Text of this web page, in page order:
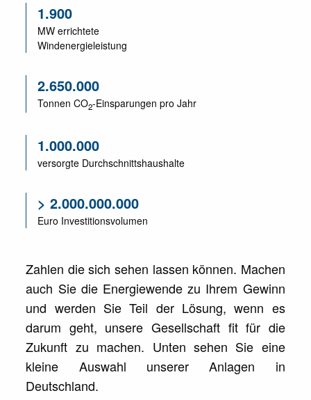
1.900
MW errichtete
Windenergieleistung
2.650.000
Tonnen CO2-Einsparungen pro Jahr
1.000.000
versorgte Durchschnittshaushalte
> 2.000.000.000
Euro Investitionsvolumen
Zahlen die sich sehen lassen können. Machen
auch Sie die Energiewende zu Ihrem Gewinn
und werden Sie Teil der Lösung, wenn es
darum geht, unsere Gesellschaft fit für die
Zukunft zu machen. Unten sehen Sie eine
kleine Auswahl unserer Anlagen in
Deutschland.